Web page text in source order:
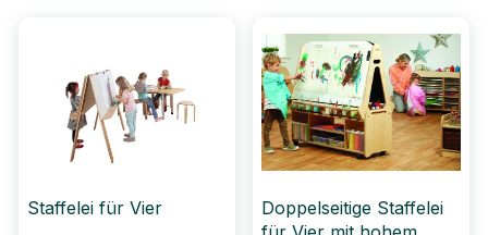
Staffelei für Vier
Doppelseitige Staffelei